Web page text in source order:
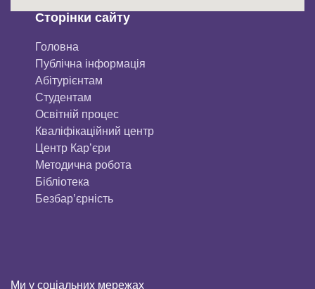
Сторінки сайту
Головна
Публічна інформація
Aбітурієнтaм
Студентам
Освітній процес
Кваліфікаційний центр
Центр Кар’єри
Методична робота
Бібліотека
Безбар’єрність
Ми у соціальних мережах